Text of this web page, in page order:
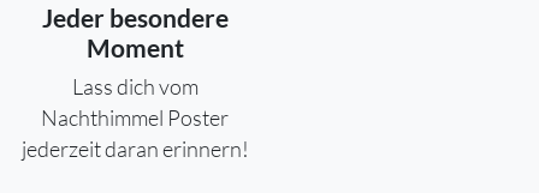
Jeder besondere
Moment
Lass dich vom
Nachthimmel Poster
jederzeit daran erinnern!